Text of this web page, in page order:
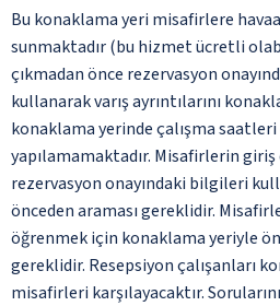
Bu konaklama yeri misafirlere
sunmaktadır (bu hizmet ücretli
çıkmadan önce rezervasyon
kullanarak varış ayrıntılarını
konaklama yerinde çalışma saatleri
yapılamamaktadır. Misafirlerin
rezervasyon onayındaki bilgileri
önceden araması gereklidir.
öğrenmek için konaklama yeriyle
gereklidir. Resepsiyon çalışanları
misafirleri karşılayacaktır.